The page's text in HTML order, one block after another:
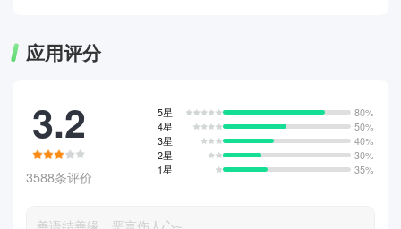
应用评分
3.2
3588条评价
5星
80%
4星
50%
3星
40%
2星
30%
1星
35%